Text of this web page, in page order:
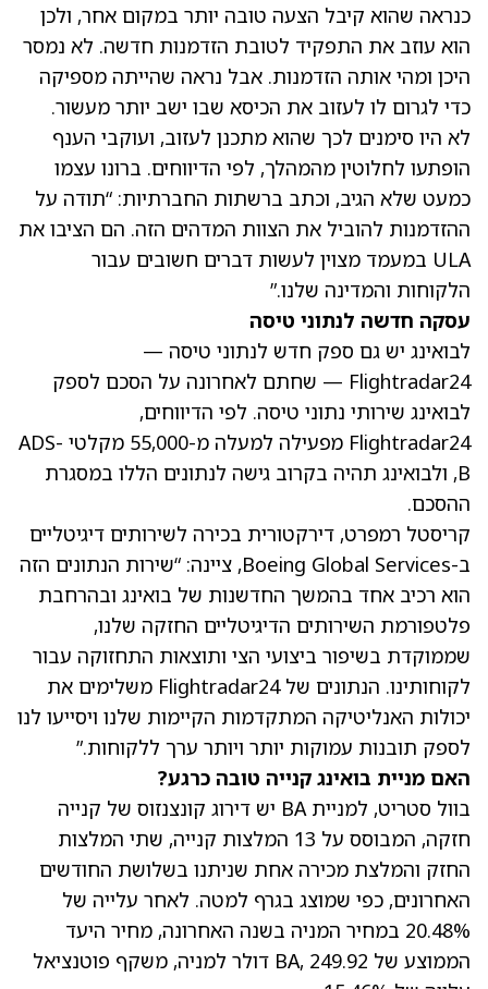
כנראה שהוא קיבל הצעה טובה יותר במקום אחר, ולכן
הוא עוזב את התפקיד לטובת הזדמנות חדשה. לא נמסר
היכן ומהי אותה הזדמנות. אבל נראה שהייתה מספיקה
כדי לגרום לו לעזוב את הכיסא שבו ישב יותר מעשור.
לא היו סימנים לכך שהוא מתכנן לעזוב, ועוקבי הענף
הופתעו לחלוטין מהמהלך, לפי הדיווחים. ברונו עצמו
כמעט שלא הגיב, וכתב ברשתות החברתיות: “תודה על
ההזדמנות להוביל את הצוות המדהים הזה. הם הציבו את
ULA במעמד מצוין לעשות דברים חשובים עבור
הלקוחות והמדינה שלנו.”
עסקה חדשה לנתוני טיסה
לבואינג יש גם ספק חדש לנתוני טיסה —
Flightradar24 — שחתם לאחרונה על הסכם לספק
לבואינג שירותי נתוני טיסה. לפי הדיווחים,
Flightradar24 מפעילה למעלה מ-55,000 מקלטי ADS-
B, ולבואינג תהיה בקרוב גישה לנתונים הללו במסגרת
ההסכם.
קריסטל רמפרט, דירקטורית בכירה לשירותים דיגיטליים
ב-Boeing Global Services, ציינה: “שירות הנתונים הזה
הוא רכיב אחד בהמשך החדשנות של בואינג ובהרחבת
פלטפורמת השירותים הדיגיטליים החזקה שלנו,
שממוקדת בשיפור ביצועי הצי ותוצאות התחזוקה עבור
לקוחותינו. הנתונים של Flightradar24 משלימים את
יכולות האנליטיקה המתקדמות הקיימות שלנו ויסייעו לנו
לספק תובנות עמוקות יותר ויותר ערך ללקוחות.”
האם מניית בואינג קנייה טובה כרגע?
בוול סטריט, למניית BA יש דירוג קונצנזוס של קנייה
חזקה, המבוסס על 13 המלצות קנייה, שתי המלצות
החזק והמלצת מכירה אחת שניתנו בשלושת החודשים
האחרונים, כפי שמוצג בגרף למטה. לאחר עלייה של
20.48% במחיר המניה בשנה האחרונה, מחיר היעד
הממוצע של BA, 249.92 דולר למניה, משקף פוטנציאל